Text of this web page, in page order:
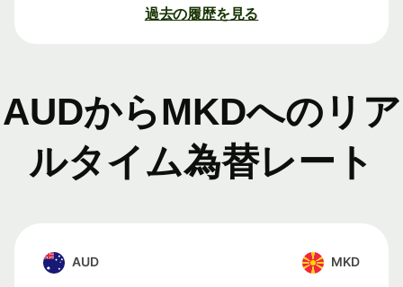
過去の履歴を見る
AUDからMKDへのリア
ルタイム為替レート
AUD MKD